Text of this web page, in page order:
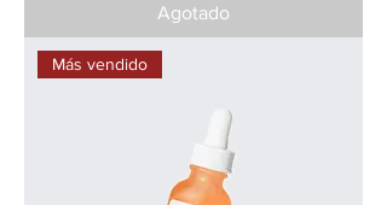
Agotado
Más vendido